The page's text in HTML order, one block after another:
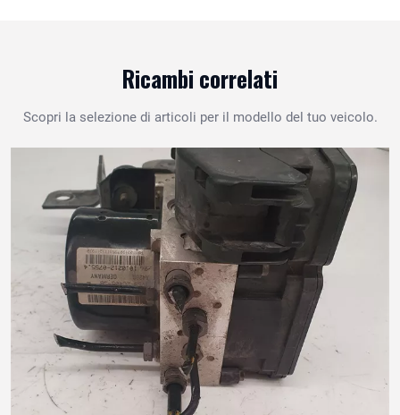
Ricambi correlati
Scopri la selezione di articoli per il modello del tuo veicolo.